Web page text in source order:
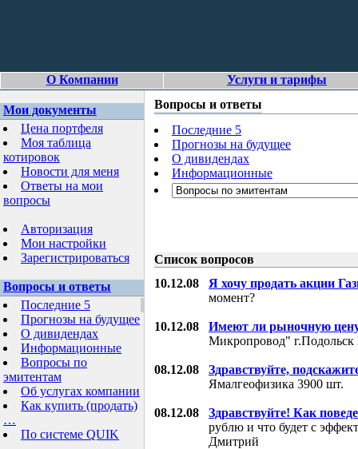
О Компании Услуги и тарифы
Мои документы
Цена портфеля
Моя таблица
котировок
Новости для меня
Ответы на мои
вопросы
Авторизация
Мои настройки
Зарегистрироваться
Вопросы и ответы
Последние 5
Прогнозы на будущее
О дивидендах
Информационные
Вопросы по
эмитентам
Об услугах компании
Как купить (продать)
…
По системе QUIK
Вопросы и ответы
Последние 5
Прогнозы на будущее
О дивидендах
Информационные
Список вопросов
10.12.08 Я хочу продать акции
момент?
10.12.08
Имеют ли рыночную
Микропровод"
08.12.08
Здравствуйте,
Ямалгеофизика 3900 шт.
08.12.08
Здравствуйте! Как
рублю и что будет с
Дмитрий